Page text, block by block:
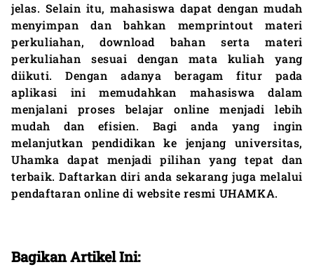
jelas. Selain itu, mahasiswa dapat dengan mudah
menyimpan dan bahkan memprintout materi
perkuliahan, download bahan serta materi
perkuliahan sesuai dengan mata kuliah yang
diikuti. Dengan adanya beragam fitur pada
aplikasi ini memudahkan mahasiswa dalam
menjalani proses belajar online menjadi lebih
mudah dan efisien. Bagi anda yang ingin
melanjutkan pendidikan ke jenjang universitas,
Uhamka dapat menjadi pilihan yang tepat dan
terbaik. Daftarkan diri anda sekarang juga melalui
pendaftaran online di website resmi UHAMKA.
Bagikan Artikel Ini: